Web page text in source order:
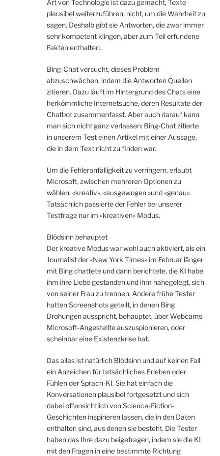
Art von Technologie ist dazu gemacht, Texte
plausibel weiterzuführen, nicht, um die Wahrheit zu
sagen. Deshalb gibt sie Antworten, die zwar immer
sehr kompetent klingen, aber zum Teil erfundene
Fakten enthalten.
Bing-Chat versucht, dieses Problem
abzuschwächen, indem die Antworten Quellen
zitieren. Dazu läuft im Hintergrund des Chats eine
herkömmliche Internetsuche, deren Resultate der
Chatbot zusammenfasst. Aber auch darauf kann
man sich nicht ganz verlassen: Bing-Chat zitierte
in unserem Test einen Artikel mit einer Aussage,
die in dem Text nicht zu finden war.
Um die Fehleranfälligkeit zu verringern, erlaubt
Microsoft, zwischen mehreren Optionen zu
wählen: «kreativ», «ausgewogen »und «genau».
Tatsächlich passierte der Fehler bei unserer
Testfrage nur im «kreativen» Modus.
Blödsinn behauptet
Der kreative Modus war wohl auch aktiviert, als ein
Journalist der «New York Times» im Februar länger
mit Bing chattete und dann berichtete, die KI habe
ihm ihre Liebe gestanden und ihm nahegelegt, sich
von seiner Frau zu trennen. Andere frühe Tester
hatten Screenshots geteilt, in denen Bing
Drohungen ausspricht, behauptet, über Webcams
Microsoft-Angestellte auszuspionieren, oder
scheinbar eine Existenzkrise hat.
Das alles ist natürlich Blödsinn und auf keinen Fall
ein Anzeichen für tatsächliches Erleben oder
Fühlen der Sprach-KI. Sie hat einfach die
Konversationen plausibel fortgesetzt und sich
dabei offensichtlich von Science-Fiction-
Geschichten inspirieren lassen, die in den Daten
enthalten sind, aus denen sie besteht. Die Tester
haben das Ihre dazu beigetragen, indem sie die KI
mit den Fragen in eine bestimmte Richtung